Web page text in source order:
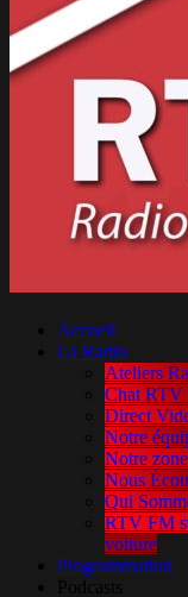
Accueil
La Radio
Ateliers
Chat RTV
Direct
Notre
Notre
Nous
Qui
RTV FM
voiture
Programmation